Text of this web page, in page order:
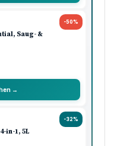
-50%
Saug- &
→
-32%
in-1, 5L